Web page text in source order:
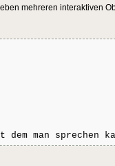
mehreren interaktiven
man sprechen